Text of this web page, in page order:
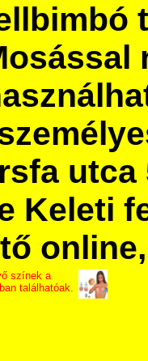
utca
Keleti
színek a
találhatóak.